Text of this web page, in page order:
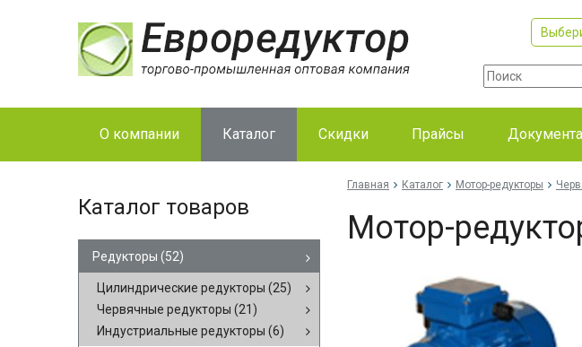
О компании Каталог Скидки Прайсы
Каталог товаров
Редукторы (52)
Цилиндрические редукторы (25)
Червячные редукторы (21)
Индустриальные редукторы (6)
Главная Каталог Мотор-редукторы
Мотор-